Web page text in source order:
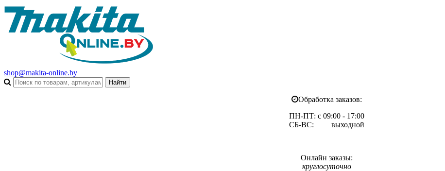
shop@makita-online.by
Обработка заказов:
ПН-ПТ: с 09:00 - 17:00
СБ-ВС: выходной
Онлайн заказы:
круглосуточно